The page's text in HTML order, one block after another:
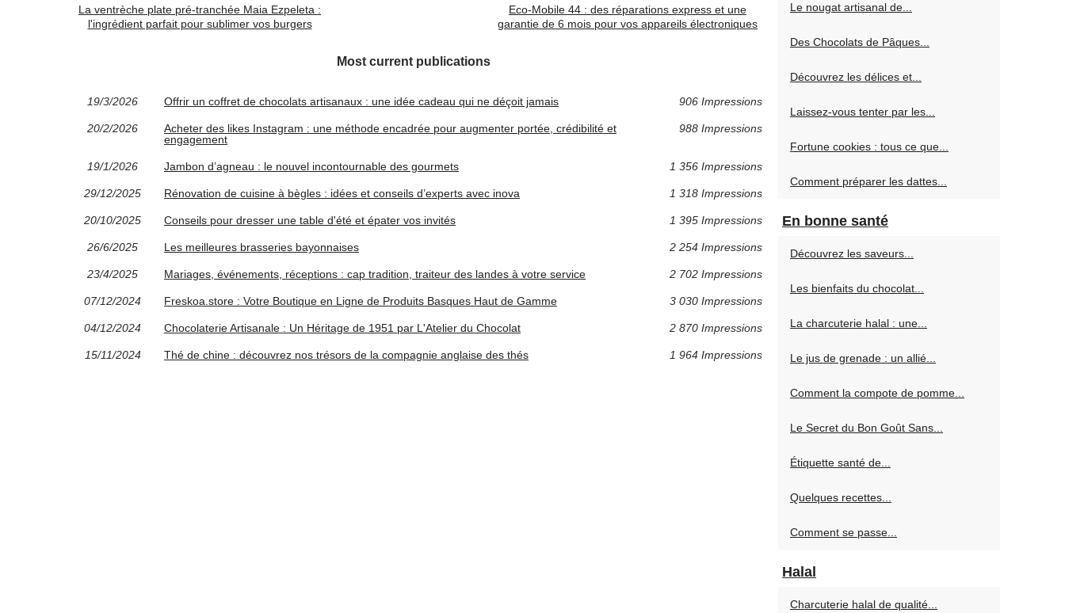
La ventrèche plate pré-tranchée Maia Ezpeleta :
l'ingrédient parfait pour sublimer vos burgers
Eco-Mobile 44 : des réparations express et une
garantie de 6 mois pour vos appareils électroniques
Most current publications
19/3/2026 Offrir un coffret de chocolats artisanaux : une idée cadeau qui ne déçoit jamais 906 Impressions
20/2/2026
Acheter des likes Instagram : une méthode encadrée pour augmenter portée, crédibilité et
engagement
988 Impressions
19/1/2026 Jambon d’agneau : le nouvel incontournable des gourmets 1 356 Impressions
29/12/2025 Rénovation de cuisine à bègles : idées et conseils d’experts avec inova 1 318 Impressions
20/10/2025 Conseils pour dresser une table d'été et épater vos invités 1 395 Impressions
26/6/2025 Les meilleures brasseries bayonnaises 2 254 Impressions
23/4/2025 Mariages, événements, réceptions : cap tradition, traiteur des landes à votre service 2 702 Impressions
07/12/2024 Freskoa.store : Votre Boutique en Ligne de Produits Basques Haut de Gamme 3 030 Impressions
04/12/2024 Chocolaterie Artisanale : Un Héritage de 1951 par L'Atelier du Chocolat 2 870 Impressions
15/11/2024 Thé de chine : découvrez nos trésors de la compagnie anglaise des thés 1 964 Impressions
Le nougat artisanal de...
Des Chocolats de Pâques...
Découvrez les délices et...
Laissez-vous tenter par les...
Fortune cookies : tous ce que...
Comment préparer les dattes...
En bonne santé
Découvrez les saveurs...
Les bienfaits du chocolat...
La charcuterie halal : une...
Le jus de grenade : un allié...
Comment la compote de pomme...
Le Secret du Bon Goût Sans...
Étiquette santé de...
Quelques recettes...
Comment se passe...
Halal
Charcuterie halal de qualité...